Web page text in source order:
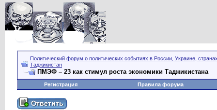
Политический форум о политических событиях в России, Украине,
Таджикистан
ПМЭФ – 23 как стимул роста экономики Таджикистана
Регистрация Правила форума